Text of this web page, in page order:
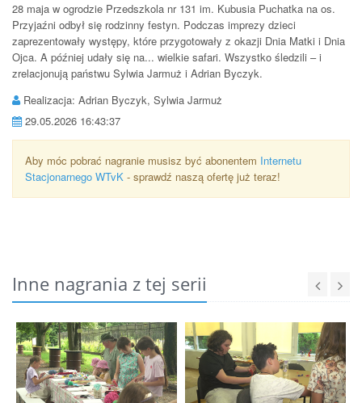
28 maja w ogrodzie Przedszkola nr 131 im. Kubusia Puchatka na os.
Przyjaźni odbył się rodzinny festyn. Podczas imprezy dzieci
zaprezentowały występy, które przygotowały z okazji Dnia Matki i Dnia
Ojca. A później udały się na... wielkie safari. Wszystko śledzili – i
zrelacjonują państwu Sylwia Jarmuż i Adrian Byczyk.
Realizacja: Adrian Byczyk, Sylwia Jarmuż
29.05.2026 16:43:37
Aby móc pobrać nagranie musisz być abonentem Internetu
Stacjonarnego WTvK - sprawdź naszą ofertę już teraz!
Inne nagrania z tej serii